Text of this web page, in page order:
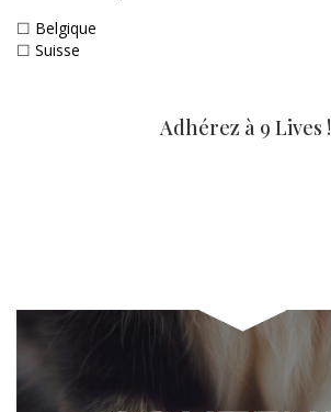
☐ Belgique
☐ Suisse
Adhérez à 9 Lives !